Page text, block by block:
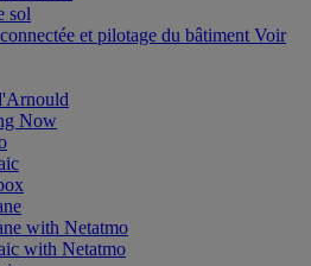
sol
et pilotage du bâtiment Voir
Now
with Netatmo
with Netatmo